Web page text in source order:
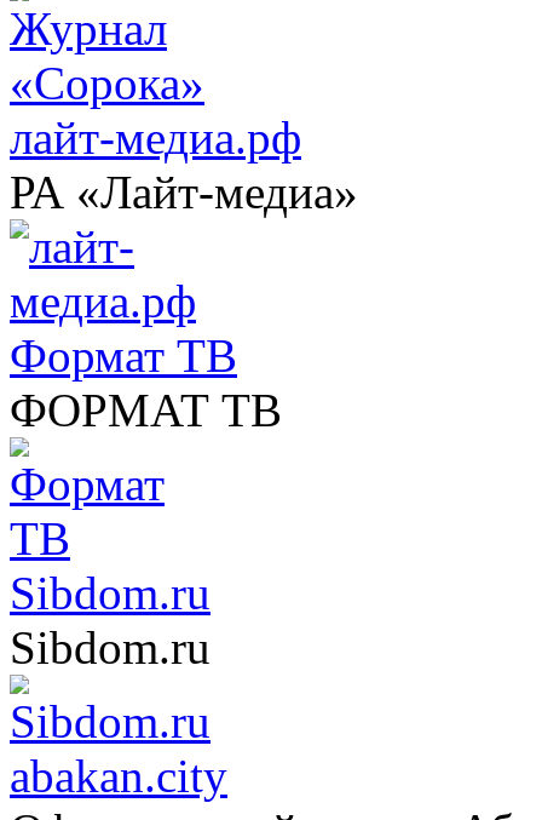
лайт-медиа.рф
РА «Лайт-медиа»
Формат ТВ
ФОРМАТ ТВ
Sibdom.ru
Sibdom.ru
abakan.city